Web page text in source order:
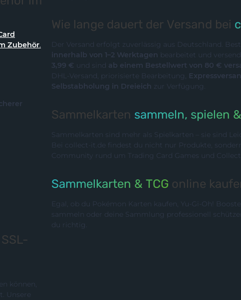
professionellem Zubehör.
Wie lange dauert der Versand bei
Der Versand erfolgt zuverlässig aus Deutschland.
innerhalb von 1–2 Werktagen bearbeitet und
3,99 € und sind ab einem Bestellwert von 80 €
DHL-Versand, priorisierte Bearbeitung,
Selbstabholung in Dreieich zur Verfügung.
Sammelkarten sammeln, spielen
Sammelkarten sind mehr als Spielkarten – sie sind
Bei collect-it.de findest du nicht nur Produkte,
Community rund um Trading Card Games und
Sammelkarten & TCG online
Egal, ob du Pokémon Karten kaufen, Yu-Gi-Oh!
sammeln oder deine Sammlung professionell
du richtig.